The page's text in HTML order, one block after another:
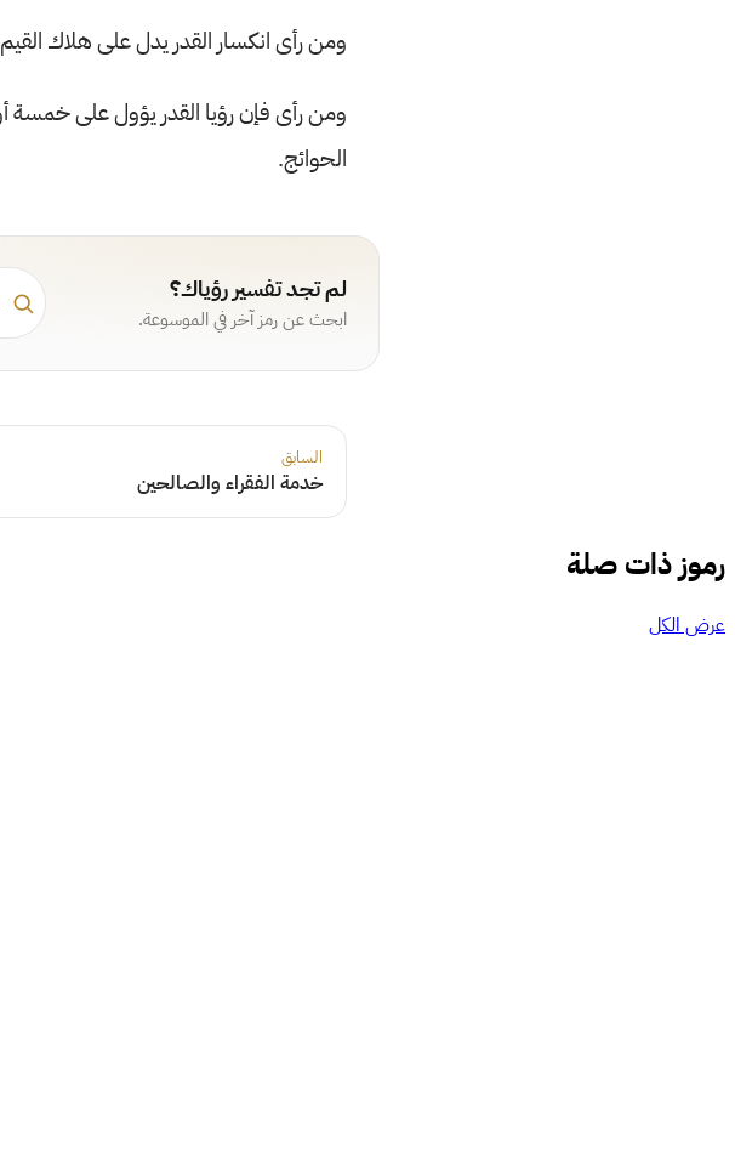
ومن رأى انكسار القدر يدل على هلاك القيم
ومن رأى فإن رؤيا القدر يؤول على خمسة
الحوائج.
لم تجد تفسير رؤياك؟
ابحث عن رمز آخر في الموسوعة.
السابق
خدمة الفقراء والصالحين
رموز ذات صلة
عرض الكل